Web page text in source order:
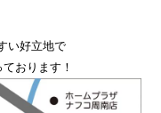
い好立地で
おります！